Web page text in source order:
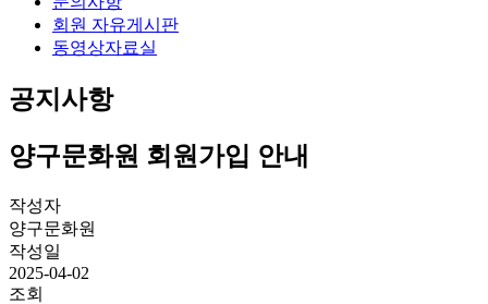
회원 자유게시판
동영상자료실
공지사항
양구문화원 회원가입 안내
작성자
양구문화원
작성일
2025-04-02
조회